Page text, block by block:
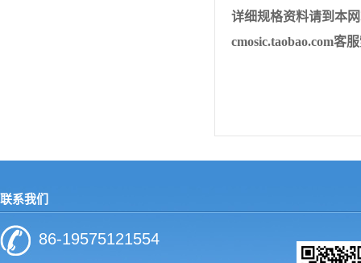
详细规格资料请到本
cmosic.taobao.com客
联系我们
86-19575121554